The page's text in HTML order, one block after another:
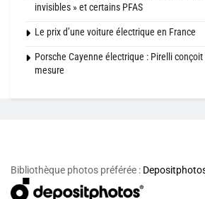
invisibles » et certains PFAS
Le prix d’une voiture électrique en France
Porsche Cayenne électrique : Pirelli
mesure
Bibliothèque photos préférée :